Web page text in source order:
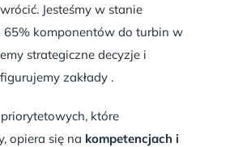
Jesteśmy w stanie
65% komponentów do turbin w
strategiczne decyzje i
zakłady .
które
opiera się na kompetencjach i